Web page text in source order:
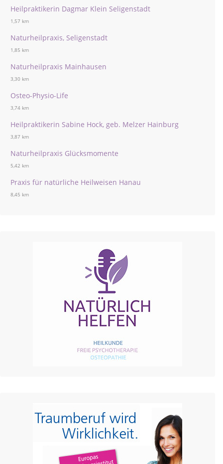
Heilpraktikerin Dagmar Klein Seligenstadt
1,57 km
Naturheilpraxis, Seligenstadt
1,85 km
Naturheilpraxis Mainhausen
3,30 km
Osteo-Physio-Life
3,74 km
Heilpraktikerin Sabine Hock, geb. Melzer Hainburg
3,87 km
Naturheilpraxis Glücksmomente
5,42 km
Praxis für natürliche Heilweisen Hanau
8,45 km